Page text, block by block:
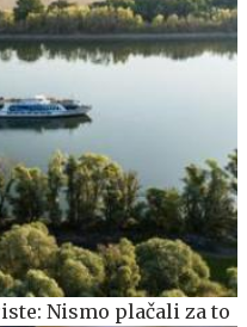
Nismo plačali za to